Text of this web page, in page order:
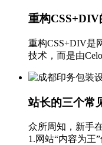
重构CSS+DIV
重构CSS+DIV是
技术，而是由
站长的三个常
众所周知，新手
1.网站“内容为王